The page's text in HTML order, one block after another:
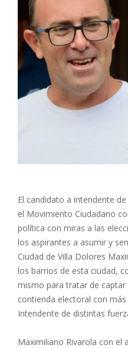
El candidato a intendente
el Movimiento Ciudadano
política con miras a las
los aspirantes a asumir y
Ciudad de Villa Dolores
los barrios de esta ciudad,
mismo para tratar de
contienda electoral con
Intendente de distintas
Maximiliano Rivarola con el